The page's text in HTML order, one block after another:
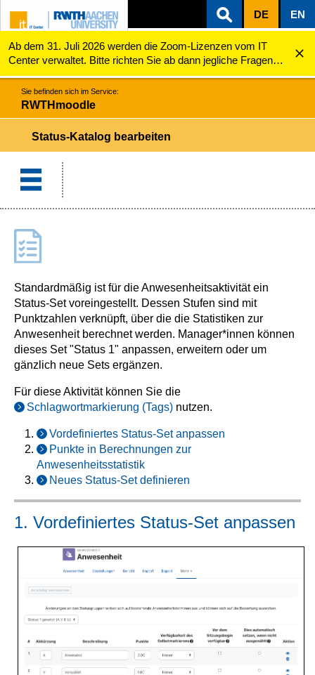
ZUM INHALTSBEREICH
ZUR HAUPTNAVIGATION
ZUR SUCHE
DE EN
Ab dem 31. Juli 2026 werden die Zoom-Lizenzen vom IT
Center verwaltet. Bitte richten Sie ab dann jegliche Fragen
zu den Zoom-Lizenzen (z.B. Probleme mit dem Login) an
servicedesk@itc.rwth-aachen.de.
RWTHmoodle Status-Katalog bearbeiten
Sie befinden sich im Service:
RWTHmoodle
Status-Katalog bearbeiten
Standardmäßig ist für die Anwesenheitsaktivität ein
Status-Set voreingestellt. Dessen Stufen sind mit
Punktzahlen verknüpft, über die die Statistiken zur
Anwesenheit berechnet werden. Manager*innen können
dieses Set "Status 1" anpassen, erweitern oder um
gänzlich neue Sets ergänzen.
Für diese Aktivität können Sie die
Schlagwortmarkierung (Tags) nutzen.
Vordefiniertes Status-Set anpassen
Punkte in Berechnungen zur
Anwesenheitsstatistik
Neues Status-Set definieren
1. Vordefiniertes Status-Set anpassen